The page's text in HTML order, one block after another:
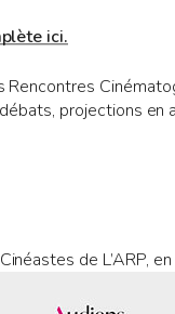
ici.
Rencontres
projections
de L’ARP,